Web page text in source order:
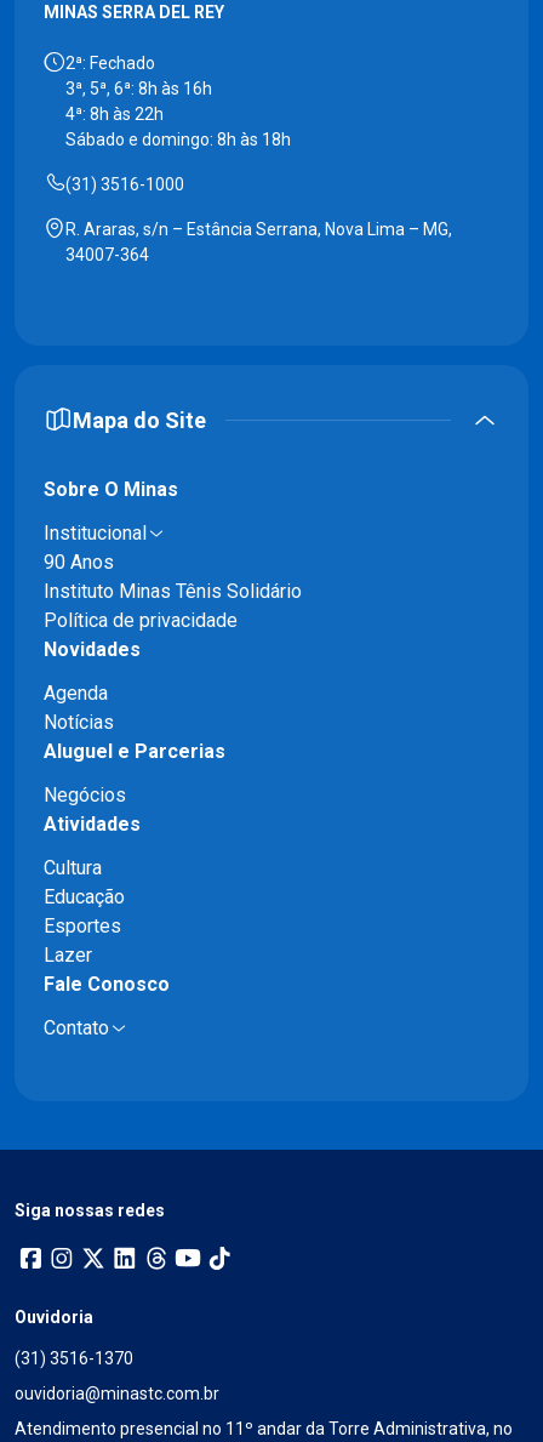
MINAS SERRA DEL REY
2ª: Fechado
3ª, 5ª, 6ª: 8h às 16h
4ª: 8h às 22h
Sábado e domingo: 8h às 18h
(31) 3516-1000
R. Araras, s/n – Estância Serrana, Nova Lima – MG,
34007-364
Mapa do Site
Sobre O Minas
Institucional
90 Anos
Instituto Minas Tênis Solidário
Política de privacidade
Novidades
Agenda
Notícias
Aluguel e Parcerias
Negócios
Atividades
Cultura
Educação
Esportes
Lazer
Fale Conosco
Contato
Siga nossas redes
Ouvidoria
(31) 3516-1370
ouvidoria@minastc.com.br
Atendimento presencial no 11º andar da Torre Administrativa, no